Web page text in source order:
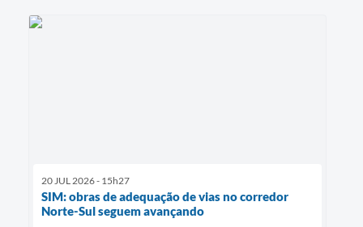
20 JUL 2026 - 15h27
SIM: obras de adequação de vias no corredor
Norte-Sul seguem avançando